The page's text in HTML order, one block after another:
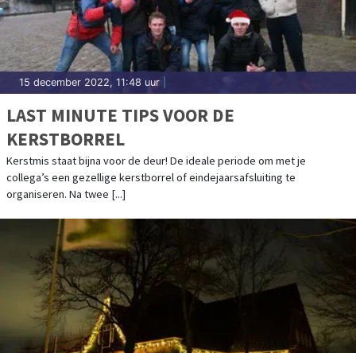
15 december 2022, 11:48 uur
LAST MINUTE TIPS VOOR DE
KERSTBORREL
Kerstmis staat bijna voor de deur! De ideale periode om met je
collega’s een gezellige kerstborrel of eindejaarsafsluiting te
organiseren. Na twee [...]